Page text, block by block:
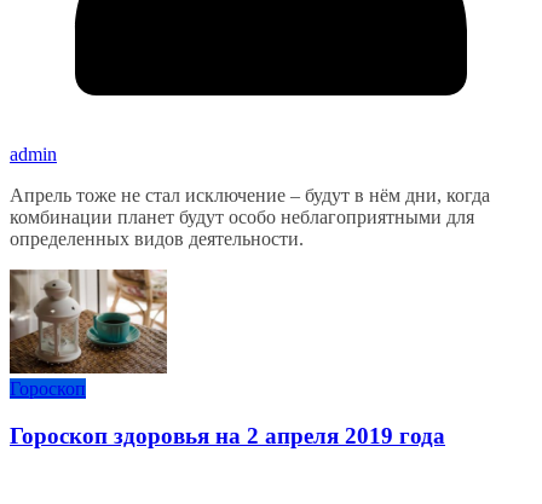
admin
Апрель тоже не стал исключение – будут в нём дни, когда
комбинации планет будут особо неблагоприятными для
определенных видов деятельности.
Гороскоп
Гороскоп здоровья на 2 апреля 2019 года